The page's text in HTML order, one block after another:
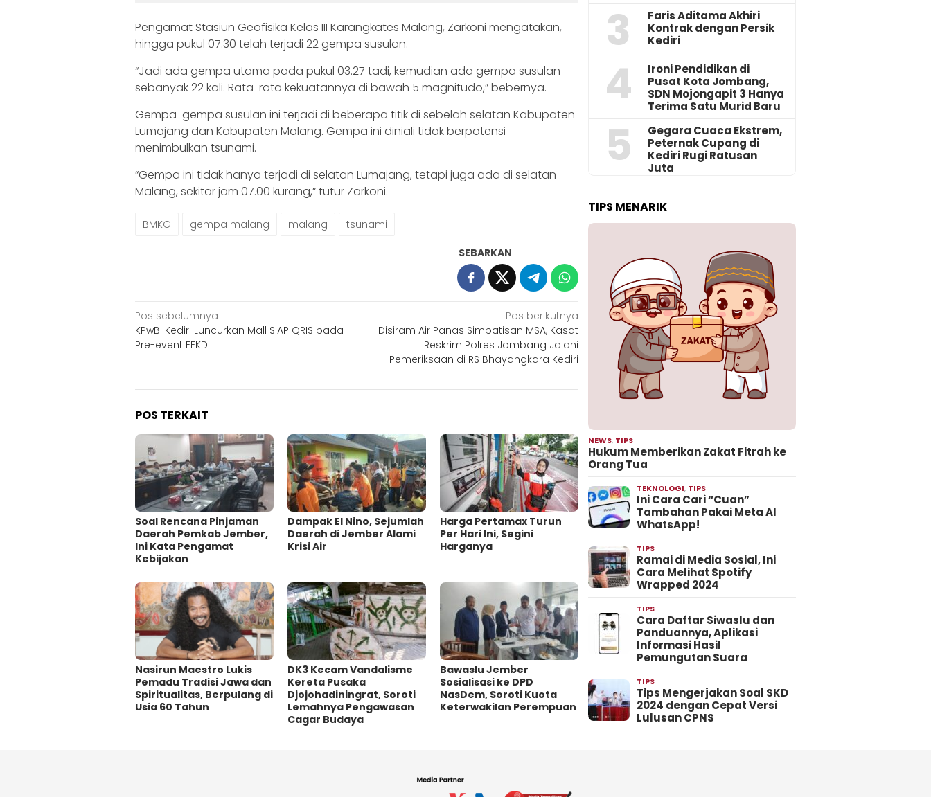
Pengamat Stasiun Geofisika Kelas III Karangkates Malang, Zarkoni mengatakan,
hingga pukul 07.30 telah terjadi 22 gempa susulan.
“Jadi ada gempa utama pada pukul 03.27 tadi, kemudian ada gempa susulan
sebanyak 22 kali. Rata-rata kekuatannya di bawah 5 magnitudo,” bebernya.
Gempa-gempa susulan ini terjadi di beberapa titik di sebelah selatan Kabupaten
Lumajang dan Kabupaten Malang. Gempa ini diniali tidak berpotensi
menimbulkan tsunami.
“Gempa ini tidak hanya terjadi di selatan Lumajang, tetapi juga ada di selatan
Malang, sekitar jam 07.00 kurang,” tutur Zarkoni.
BMKG gempa malang malang tsunami
SEBARKAN
Navigasi
pos
Pos sebelumnya
KPwBI Kediri Luncurkan Mall SIAP QRIS pada
Pre-event FEKDI
Pos berikutnya
Disiram Air Panas Simpatisan MSA, Kasat
Reskrim Polres Jombang Jalani
Pemeriksaan di RS Bhayangkara Kediri
POS TERKAIT
‎Soal Rencana Pinjaman
Daerah Pemkab Jember,
Ini Kata Pengamat
Kebijakan ‎
Dampak El Nino, Sejumlah
Daerah di Jember Alami
Krisi Air
Harga Pertamax Turun
Per Hari Ini, Segini
Harganya
‎Nasirun Maestro Lukis
Pemadu Tradisi Jawa dan
Spiritualitas, Berpulang di
Usia 60 Tahun
DK3 Kecam Vandalisme
Kereta Pusaka
Djojohadiningrat, Soroti
Lemahnya Pengawasan
Cagar Budaya
Bawaslu Jember
Sosialisasi ke DPD
NasDem, Soroti Kuota
Keterwakilan Perempuan
3
Faris Aditama Akhiri
Kontrak dengan Persik
Kediri
4
Ironi Pendidikan di
Pusat Kota Jombang,
SDN Mojongapit 3 Hanya
Terima Satu Murid Baru
5
‎Gegara Cuaca Ekstrem,
Peternak Cupang di
Kediri Rugi Ratusan
Juta
TIPS MENARIK
NEWS, TIPS
Hukum Memberikan Zakat Fitrah ke
Orang Tua
TEKNOLOGI, TIPS
Ini Cara Cari “Cuan”
Tambahan Pakai Meta AI
WhatsApp!
TIPS
Ramai di Media Sosial, Ini
Cara Melihat Spotify
Wrapped 2024
TIPS
Cara Daftar Siwaslu dan
Panduannya, Aplikasi
Informasi Hasil
Pemungutan Suara
TIPS
Tips Mengerjakan Soal SKD
2024 dengan Cepat Versi
Lulusan CPNS